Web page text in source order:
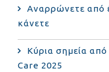
Αναρρώνετε από
κάνετε
Κύρια σημεία
Care 2025